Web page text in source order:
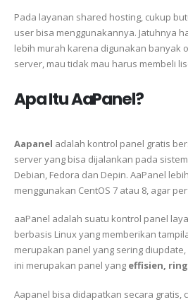
Pada layanan shared hosting, cukup
user bisa menggunakannya. Jatuhnya
lebih murah karena digunakan banyak
server, mau tidak mau harus membeli
Apa Itu AaPanel?
Aapanel adalah kontrol panel gratis
server yang bisa dijalankan pada
Debian, Fedora dan Depin. AaPanel
menggunakan CentOS 7 atau 8, agar
aaPanel adalah suatu kontrol panel
berbasis Linux yang memberikan
merupakan panel yang sering
ini merupakan panel yang effisien,
Aapanel bisa didapatkan secara gratis,